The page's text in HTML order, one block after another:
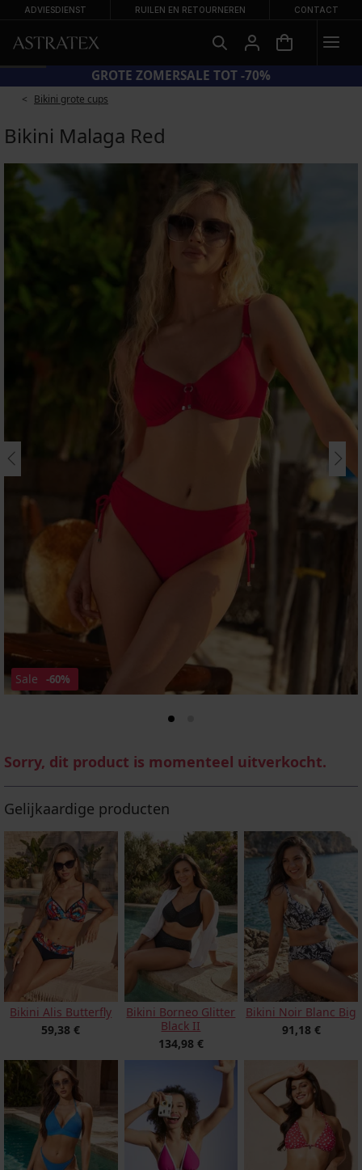
ADVIESDIENST RUILEN EN RETOURNEREN CONTACT
GROTE ZOMERSALE TOT -70%
Bikini grote cups
Bikini Malaga Red
Sale -60%
Sorry, dit product is momenteel uitverkocht.
Gelijkaardige producten
Bikini Alis Butterfly
59,38 €
Bikini Borneo Glitter
Black II
134,98 €
Bikini Noir Blanc Big
91,18 €